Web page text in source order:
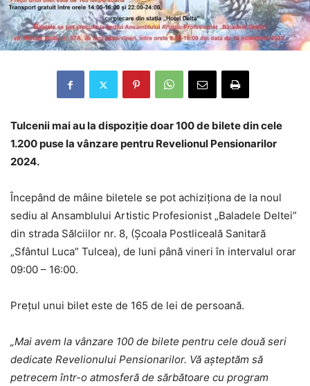
Tulcenii mai au la dispoziție doar 100 de bilete din cele
1.200 puse la vânzare pentru Revelionul Pensionarilor
2024.
Începând de mâine biletele se pot achiziționa de la noul
sediu al Ansamblului Artistic Profesionist „Baladele Deltei”
din strada Sălciilor nr. 8, (Școala Postliceală Sanitară
„Sfântul Luca” Tulcea), de luni până vineri în intervalul orar
09:00 – 16:00.
Prețul unui bilet este de 165 de lei de persoană.
„Mai avem la vânzare 100 de bilete pentru cele două seri
dedicate Revelionului Pensionarilor. Vă așteptăm să
petrecem într-o atmosferă de sărbătoare cu program